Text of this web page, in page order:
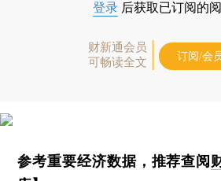
登录 后获取已订阅的
财新通会员
可畅读全文
订阅/会
参考重要经济数据，推荐查阅